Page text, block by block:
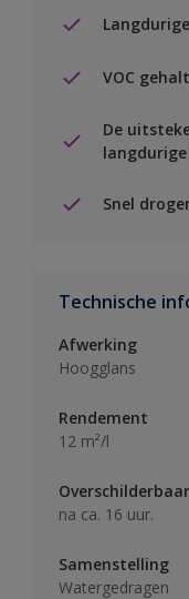
VOC
De
Snel
Technische
Afwerking
Hoogglans
Rendement
12 m²/l
Overschilderbaar
na ca. 16 uur.
Samenstelling
Watergedragen